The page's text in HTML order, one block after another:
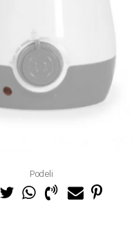
Podeli